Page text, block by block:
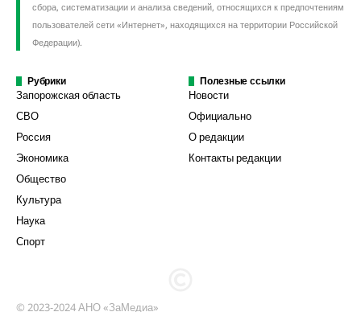
сбора, систематизации и анализа сведений, относящихся к предпочтениям
пользователей сети «Интернет», находящихся на территории Российской
Федерации).
Рубрики
Запорожская область
СВО
Россия
Экономика
Общество
Культура
Наука
Спорт
Полезные ссылки
Новости
Официально
О редакции
Контакты редакции
© 2023-2024 АНО «ЗаМедиа»